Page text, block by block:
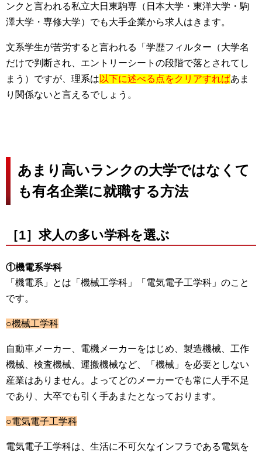
ンクと言われる私立大日東駒専（日本大学・東洋大学・駒
澤大学・専修大学）でも大手企業から求人はきます。
文系学生が苦労すると言われる「学歴フィルター（大学名
だけで判断され、エントリーシートの段階で落とされてし
まう）ですが、理系は 以下に述べる点をクリアすればあま
り関係ないと言えるでしょう。
あまり高いランクの大学ではなくて
も有名企業に就職する方法
［1］求人の多い学科を選ぶ
①機電系学科
「機電系」とは「機械工学科」「電気電子工学科」のこと
です。
○機械工学科
自動車メーカー、電機メーカーをはじめ、製造機械、工作
機械、検査機械、運搬機械など、「機械」を必要としない
産業はありません。よってどのメーカーでも常に人手不足
であり、大卒でも引く手あまたとなっております。
○電気電子工学科
電気電子工学科は、生活に不可欠なインフラである電気を